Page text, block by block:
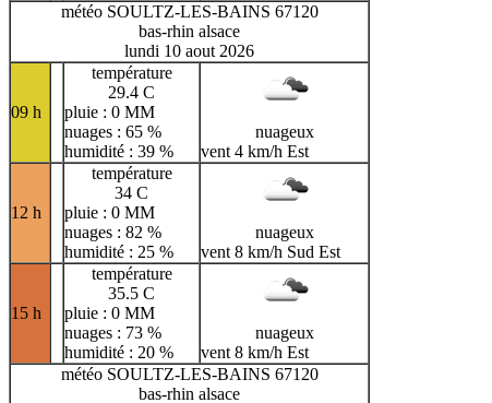
météo SOULTZ-LES-BAINS 67120
bas-rhin alsace
lundi 10 aout 2026
09 h
température
29.4 C
pluie : 0 MM
nuages : 65 %
humidité : 39 %
nuageux
vent 4 km/h Est
12 h
température
34 C
pluie : 0 MM
nuages : 82 %
humidité : 25 %
nuageux
vent 8 km/h Sud Est
15 h
température
35.5 C
pluie : 0 MM
nuages : 73 %
humidité : 20 %
nuageux
vent 8 km/h Est
météo SOULTZ-LES-BAINS 67120
bas-rhin alsace